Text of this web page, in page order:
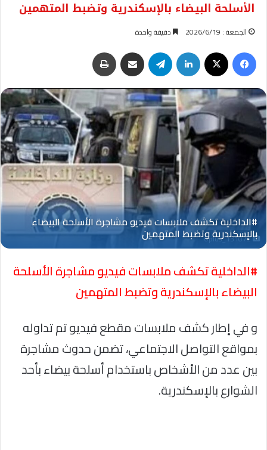
الأسلحة البيضاء بالإسكندرية وتضبط المتهمين
الجمعة : 2026/6/19 دقيقة واحدة
فيسبوك لينكدإن تيلقرام مشاركة عبر البريد
Oplus_131072
#الداخلية تكشف ملابسات فيديو مشاجرة الأسلحة
البيضاء بالإسكندرية وتضبط المتهمين
و في إطار كشف ملابسات مقطع فيديو تم تداوله
بمواقع التواصل الاجتماعي، تضمن حدوث مشاجرة
بين عدد من الأشخاص باستخدام أسلحة بيضاء بأحد
الشوارع بالإسكندرية.